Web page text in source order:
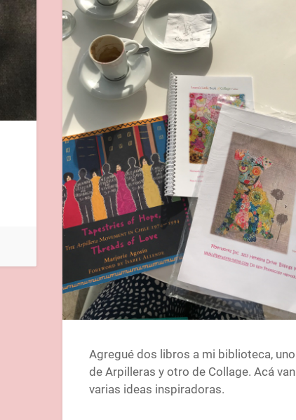
Agregué dos libros a mi biblioteca, uno
de Arpilleras y otro de Collage. Acá van
varias ideas inspiradoras.